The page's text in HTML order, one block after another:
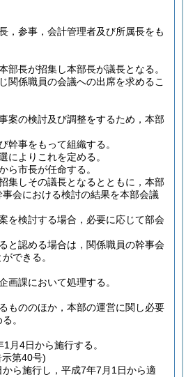
，参事，会計管理者及び所属長をも
部長が招集し本部長が議長となる。
関係職員の会議への出席を求めるこ
案の検討及び調整をするため，本部
幹事をもって組織する。
によりこれを定める。
ら市長が任命する。
集しその議長となるとともに，本部
会における検討の結果を本部会議
を検討する場合，必要に応じて部会
と認める場合は，関係職員の幹事会
できる。
画課において処理する。
もののほか，本部の運営に関し必要
。
月4日から施行する。
示第40号)
ら施行し，平成7年7月1日から適